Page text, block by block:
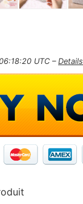
UTC – Details